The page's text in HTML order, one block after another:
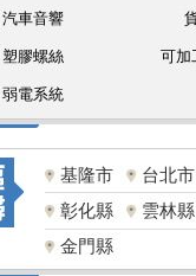
汽車音響
塑膠螺絲 可加
弱電系統
基隆市
台北市
彰化縣
雲林縣
金門縣